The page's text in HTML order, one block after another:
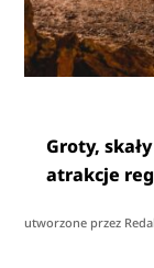
Groty,
atrakcje
utworzone przez